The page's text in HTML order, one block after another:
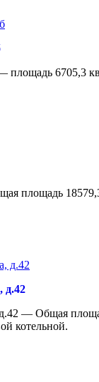
площадь 6705,3
площадь
д.42
— Общая
котельной.